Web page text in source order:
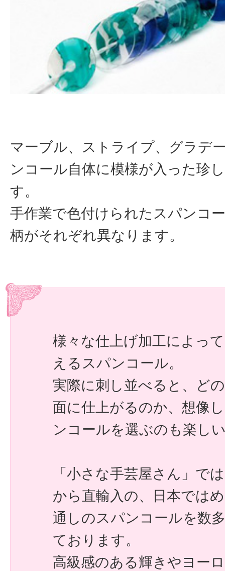
マーブル、ストライプ、グラデ
ンコール自体に模様が入った珍
す。
手作業で色付けられたスパンコ
柄がそれぞれ異なります。
様々な仕上げ加工によっ
えるスパンコール。
実際に刺し並べると、ど
面に仕上がるのか、想像
ンコールを選ぶのも楽し
「小さな手芸屋さん」で
から直輸入の、日本では
通しのスパンコールを数
ております。
高級感のある輝きやヨー